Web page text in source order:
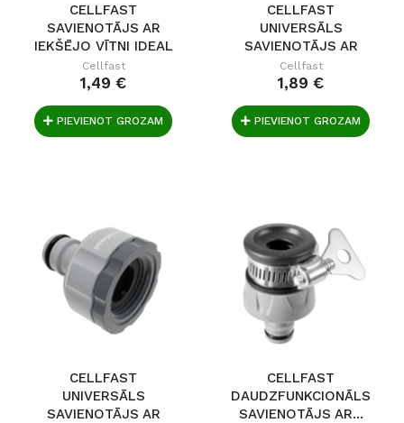
CELLFAST
SAVIENOTĀJS AR
IEKŠĒJO VĪTNI IDEAL
G 1"
Cellfast
1,49 €
PIEVIENOT GROZAM
CELLFAST
UNIVERSĀLS
SAVIENOTĀJS AR
IEKŠĒJO...
Cellfast
1,89 €
PIEVIENOT GROZAM
CELLFAST
UNIVERSĀLS
SAVIENOTĀJS AR
CELLFAST
DAUDZFUNKCIONĀLS
SAVIENOTĀJS AR...